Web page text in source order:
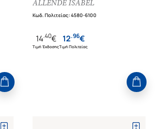
ALLENDE ISABEL
Κωδ. Πολιτείας:4580-6100
14.40€
Τιμή Έκδοσης
12.96€
Τιμή Πολιτείας